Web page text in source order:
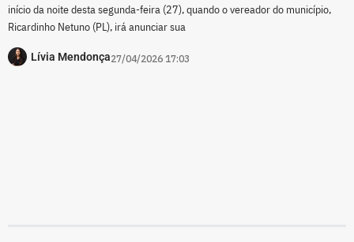
início da noite desta segunda-feira (27), quando o vereador do município,
Ricardinho Netuno (PL), irá anunciar sua
Lívia Mendonça27/04/2026 17:03